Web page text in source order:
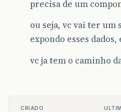
precisa de um
ou seja, vc vai ter um
expondo esses
vc ja tem o caminho
CRIADO